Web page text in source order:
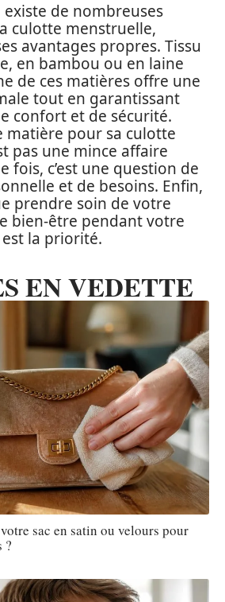
existe de nombreuses
culotte menstruelle,
avantages propres. Tissu
en bambou ou en laine
de ces matières offre une
tout en garantissant
confort et de sécurité.
matière pour sa culotte
pas une mince affaire
fois, c’est une question de
et de besoins. Enfin,
prendre soin de votre
bien-être pendant votre
la priorité.
EN VEDETTE
sac en satin ou velours pour
?